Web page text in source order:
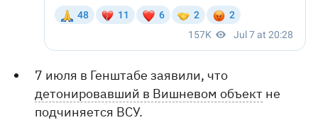
7 июля в Генштабе заявили, что
детонировавший в Вишневом объект не
подчиняется ВСУ.